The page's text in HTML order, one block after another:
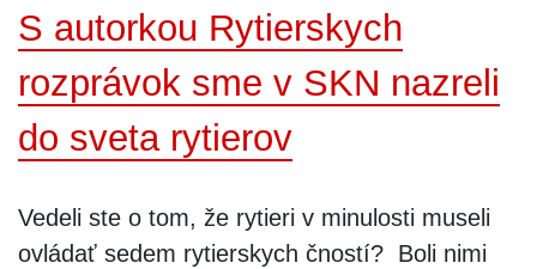
S autorkou Rytierskych
rozprávok sme v SKN nazreli
do sveta rytierov
Vedeli ste o tom, že rytieri v minulosti museli
ovládať sedem rytierskych čností? Boli nimi